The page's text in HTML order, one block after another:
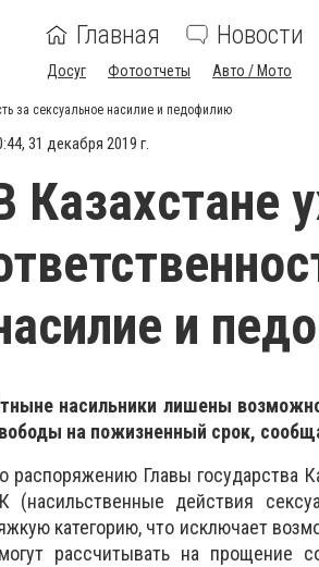
Главная Новости
Досуг Фотоотчеты Авто / Мото
за сексуальное насилие и педофилию
31 декабря 2019 г.
Казахстане
и
насильники лишены
на пожизненный срок,
распоряжению Главы государства
(насильственные действия
категорию, что исключает
рассчитывать на прощение